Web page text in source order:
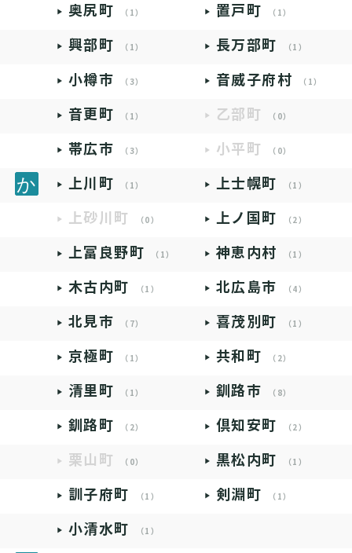
奥尻町 （1） 置戸町 （1）
興部町 （1） 長万部町 （1）
小樽市 （3） 音威子府村 （1）
音更町 （1） 乙部町 （0）
帯広市 （3） 小平町 （0）
上川町 （1） 上士幌町 （1）
上砂川町 （0） 上ノ国町 （2）
上富良野町 （1） 神恵内村 （1）
木古内町 （1） 北広島市 （4）
北見市 （7） 喜茂別町 （1）
京極町 （1） 共和町 （2）
清里町 （1） 釧路市 （8）
釧路町 （2） 倶知安町 （2）
栗山町 （0） 黒松内町 （1）
訓子府町 （1） 剣淵町 （1）
小清水町 （1）